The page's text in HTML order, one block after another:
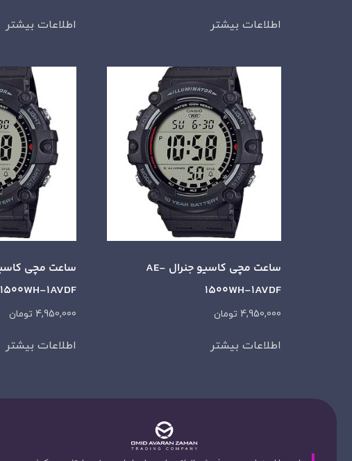
اطلاعات بیشتر اطلاعات بیشتر
ساعت مچی کاسیو جنرال AE-
1500WH-1AVDF
4,950,000 تومان
اطلاعات بیشتر
1500WH-1AVDF
4,950,000 تومان
اطلاعات بیشتر